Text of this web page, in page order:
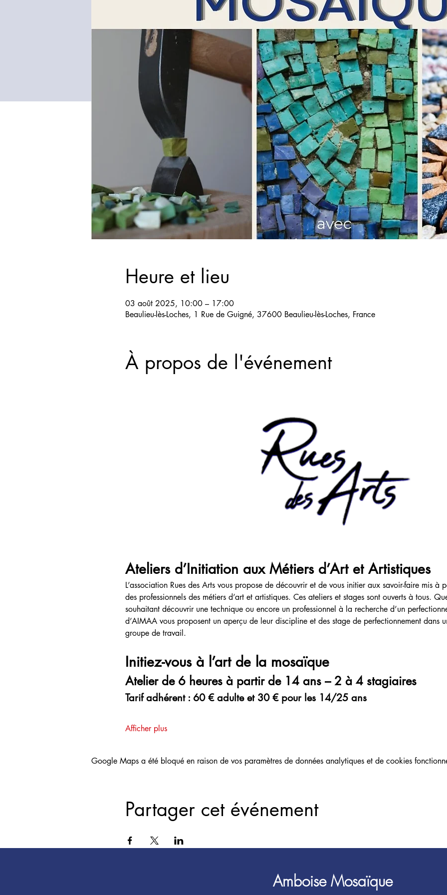
Heure et lieu
03 août 2025, 10:00 – 17:00
Beaulieu-lès-Loches, 1 Rue de Guigné, 37600 Beaulieu-lès-Loches, France
À propos de l'événement
Ateliers d’Initiation aux Métiers d’Art et Artistiques
L’association Rues des Arts vous propose de découvrir et de vous initier aux savoir-faire mis
des professionnels des métiers d’art et artistiques. Ces ateliers et stages sont ouverts à tous.
souhaitant découvrir une technique ou encore un professionnel à la recherche d’un
d’AIMAA vous proposent un aperçu de leur discipline et des stage de perfectionnement
groupe de travail.
Initiez-vous à l’art de la mosaïque
Atelier de 6 heures à partir de 14 ans – 2 à 4 stagiaires
Tarif adhérent : 60 € adulte et 30 € pour les 14/25 ans
Afficher plus
Google Maps a été bloqué en raison de vos paramètres de données analytiques et de cookies
Partager cet événement
Amboise Mosaïque